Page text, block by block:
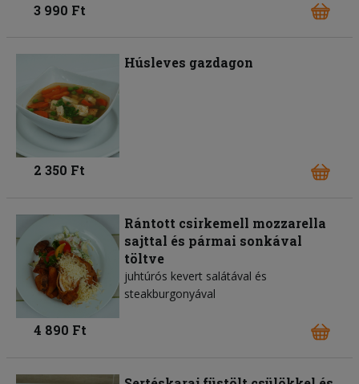
3 990 Ft
Húsleves gazdagon
2 350 Ft
Rántott csirkemell mozzarella
sajttal és pármai sonkával
töltve
juhtúrós kevert salátával és
steakburgonyával
4 890 Ft